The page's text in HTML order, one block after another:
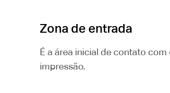
Zona de entrada
É a área inicial de contato
impressão.